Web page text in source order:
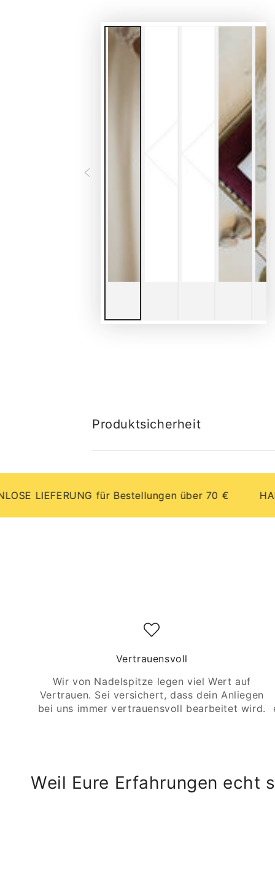
Produktsicherheit
LIEFERUNG für Bestellungen über 70 €
Vertrauensvoll
Wir von Nadelspitze legen viel Wert auf
Vertrauen. Sei versichert, dass dein Anliegen
bei uns immer vertrauensvoll bearbeitet wird.
Weil Eure Erfahrungen echt